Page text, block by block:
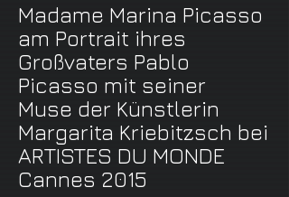
Madame Marina Picasso
am Portrait ihres
Großvaters Pablo
Picasso mit seiner
Muse der Künstlerin
Margarita Kriebitzsch bei
ARTISTES DU MONDE
Cannes 2015